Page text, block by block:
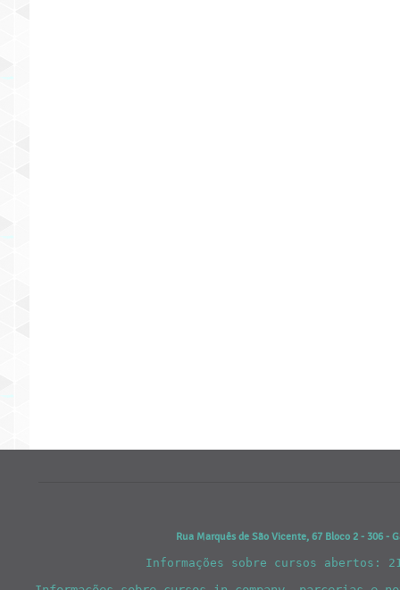
Rua Marquês de São Vicente, 67 Bloco 2 - 306 -
Informações sobre cursos abertos: